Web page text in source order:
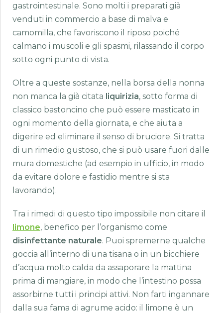
gastrointestinale. Sono molti i preparati già
venduti in commercio a base di malva e
camomilla, che favoriscono il riposo poiché
calmano i muscoli e gli spasmi, rilassando il corpo
sotto ogni punto di vista.
Oltre a queste sostanze, nella borsa della nonna
non manca la già citata liquirizia, sotto forma di
classico bastoncino che può essere masticato in
ogni momento della giornata, e che aiuta a
digerire ed eliminare il senso di bruciore. Si tratta
di un rimedio gustoso, che si può usare fuori dalle
mura domestiche (ad esempio in ufficio, in modo
da evitare dolore e fastidio mentre si sta
lavorando).
Tra i rimedi di questo tipo impossibile non citare il
limone, benefico per l’organismo come
disinfettante naturale. Puoi spremerne qualche
goccia all’interno di una tisana o in un bicchiere
d’acqua molto calda da assaporare la mattina
prima di mangiare, in modo che l’intestino possa
assorbirne tutti i principi attivi. Non farti ingannare
dalla sua fama di agrume acido: il limone è un